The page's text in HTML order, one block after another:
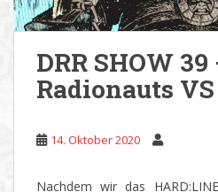
DRR SHOW 39
Radionauts
14. Oktober 2020
Nachdem wir das